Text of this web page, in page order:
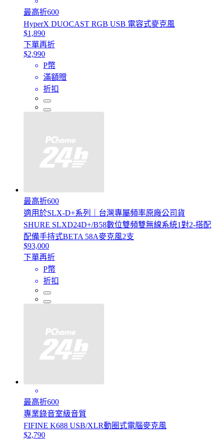
最高折600
HyperX DUOCAST RGB USB 電容式麥克風
$1,890
下單再折
$2,990
P幣
滿額贈
折扣
最高折600
適用於SLX-D+系列｜台灣專屬頻率原廠公司貨
SHURE SLXD24D+/B58數位雙頻雙無線系統1對2-搭配
配備手持式BETA 58A麥克風2支
$93,000
下單再折
P幣
折扣
最高折600
專業錄音室級音質
FIFINE K688 USB/XLR動圈式電腦麥克風
$2,790